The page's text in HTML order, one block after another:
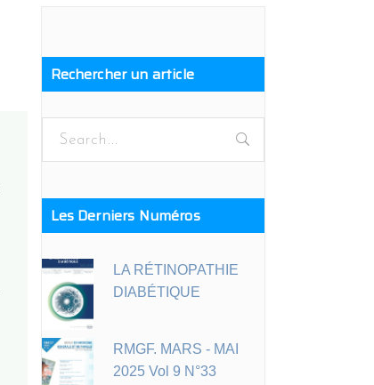
Rechercher un article
Search
Les Derniers Numéros
LA RÉTINOPATHIE
DIABÉTIQUE
RMGF. MARS - MAI
2025 Vol 9 N°33